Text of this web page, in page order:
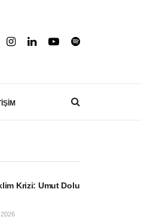
Krizi: Umut Dolu